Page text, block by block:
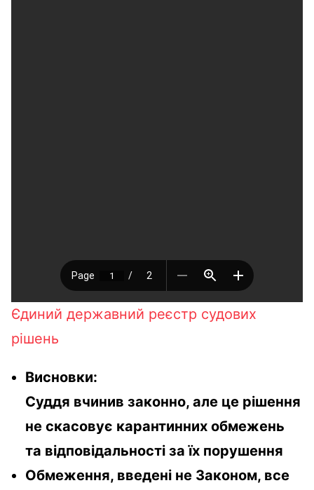
Єдиний державний реєстр судових
рішень
Висновки:
Суддя вчинив законно, але це рішення
не скасовує карантинних обмежень
та відповідальності за їх порушення
Обмеження, введені не Законом, все